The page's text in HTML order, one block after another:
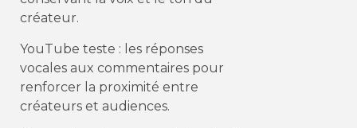
créateur.
YouTube teste : les réponses
vocales aux commentaires pour
renforcer la proximité entre
créateurs et audiences.